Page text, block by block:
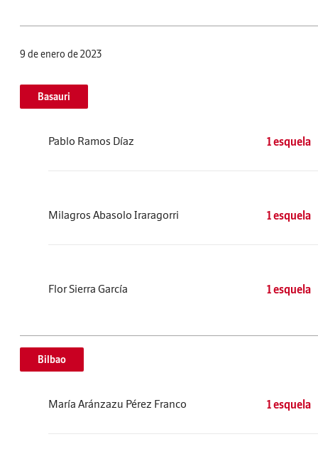
9 de enero de 2023
Basauri
Pablo Ramos Díaz 1 esquela
Milagros Abasolo Iraragorri 1 esquela
Flor Sierra García 1 esquela
Bilbao
María Aránzazu Pérez Franco 1 esquela